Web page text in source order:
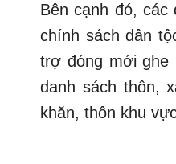
Bên cạnh đó,
chính sách dân
trợ đóng mới ghe
danh sách thôn,
khăn, thôn khu